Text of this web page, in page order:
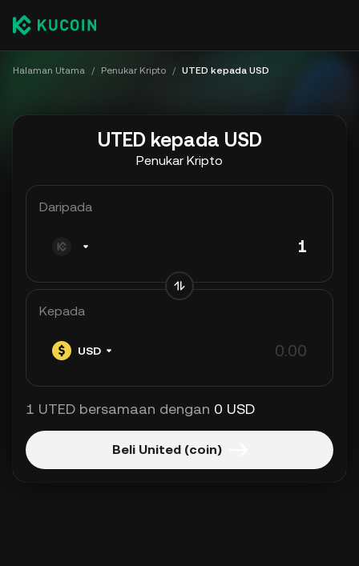
Halaman Utama / Penukar Kripto / UTED kepada USD
UTED kepada USD
Penukar Kripto
Daripada
Kepada
USD
1 UTED bersamaan dengan 0 USD
Beli United (coin)